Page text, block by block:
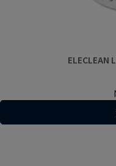
ELECLEAN